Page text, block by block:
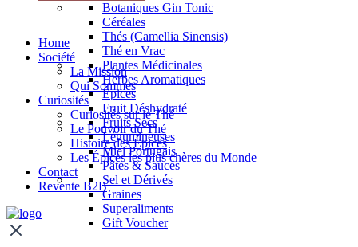
Botaniques Gin Tonic
Céréales
Thés (Camellia Sinensis)
Thé en Vrac
Plantes Médicinales
Herbes Aromatiques
Épices
Fruit Déshydraté
Fruits Secs
Légumineuses
Miel Portugais
Pâtes & Sauces
Sel et Dérivés
Graines
Superaliments
Gift Voucher
Home
Société
La Mission
Qui Sommes
Curiosités
Curiosités sur le Thé
Le Pouvoir du Thé
Histoire des Épices
Les Épices les plus chères du Monde
Contact
Revente B2B